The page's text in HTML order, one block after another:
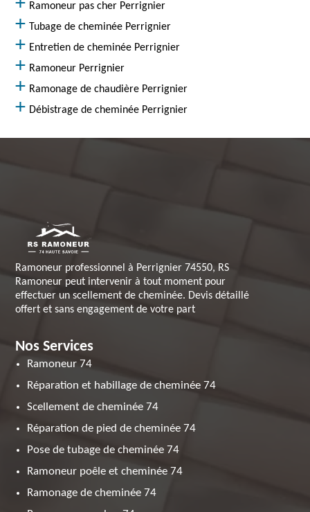
Ramoneur pas cher Perrignier
Tubage de cheminée Perrignier
Entretien de cheminée Perrignier
Ramoneur Perrignier
Ramonage de chaudière Perrignier
Débistrage de cheminée Perrignier
Ramoneur professionnel à Perrignier 74550, RS
Ramoneur peut intervenir à tout moment pour
effectuer un scellement de cheminée. Devis détaillé
offert et sans engagement de votre part
Nos Services
Ramoneur 74
Réparation et habillage de cheminée 74
Scellement de cheminée 74
Réparation de pied de cheminée 74
Pose de tubage de cheminée 74
Ramoneur poêle et cheminée 74
Ramonage de cheminée 74